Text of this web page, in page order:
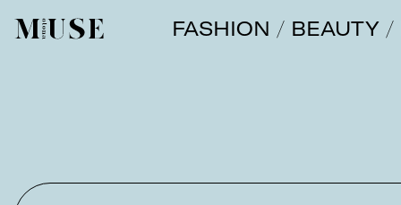
オトナミューズ ウェブFASHION BEAUTY